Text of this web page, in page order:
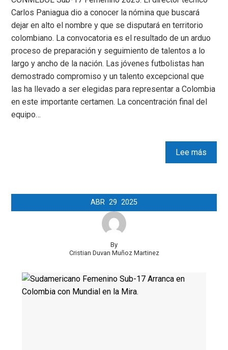
Carlos Paniagua dio a conocer la nómina que buscará
dejar en alto el nombre y que se disputará en territorio
colombiano. La convocatoria es el resultado de un arduo
proceso de preparación y seguimiento de talentos a lo
largo y ancho de la nación. Las jóvenes futbolistas han
demostrado compromiso y un talento excepcional que
las ha llevado a ser elegidas para representar a Colombia
en este importante certamen. La concentración final del
equipo…
Lee más
ABR 29 2025
By
Cristian Duvan Muñoz Martinez